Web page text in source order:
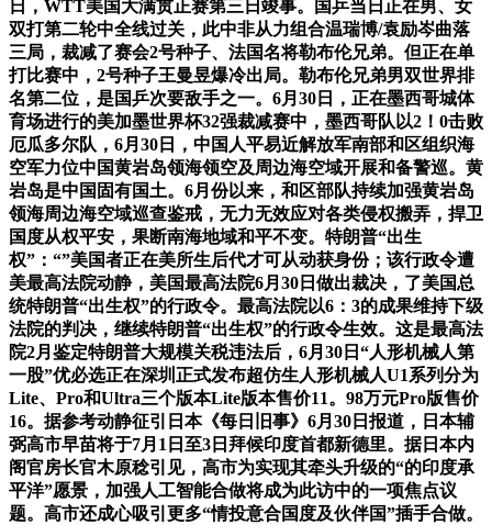
日，WTT美国大满贯正赛第三日竣事。国乒当日正在男、女
双打第二轮中全线过关，此中非从力组合温瑞博/袁励岑曲落
三局，裁减了赛会2号种子、法国名将勒布伦兄弟。但正在单
打比赛中，2号种子王曼昱爆冷出局。勒布伦兄弟男双世界排
名第二位，是国乒次要敌手之一。6月30日，正在墨西哥城体
育场进行的美加墨世界杯32强裁减赛中，墨西哥队以2！0击败
厄瓜多尔队，6月30日，中国人平易近解放军南部和区组织海
空军力位中国黄岩岛领海领空及周边海空域开展和备警巡。黄
岩岛是中国固有国土。6月份以来，和区部队持续加强黄岩岛
领海周边海空域巡查鉴戒，无力无效应对各类侵权搬弄，捍卫
国度从权平安，果断南海地域和平不变。特朗普“出生
权”：“”美国者正在美所生后代才可从动获身份；该行政令遭
美最高法院动静，美国最高法院6月30日做出裁决，了美国总
统特朗普“出生权”的行政令。最高法院以6：3的成果维持下级
法院的判决，继续特朗普“出生权”的行政令生效。这是最高法
院2月鉴定特朗普大规模关税违法后，6月30日“人形机械人第
一股”优必选正在深圳正式发布超仿生人形机械人U1系列分为
Lite、Pro和Ultra三个版本Lite版本售价11。98万元Pro版售价
16。据参考动静征引日本《每日旧事》6月30日报道，日本辅
弼高市早苗将于7月1日至3日拜候印度首都新德里。据日本内
阁官房长官木原稔引见，高市为实现其牵头升级的“的印度承
平洋”愿景，加强人工智能合做将成为此访中的一项焦点议
题。高市还成心吸引更多“情投意合国度及伙伴国”插手合做。